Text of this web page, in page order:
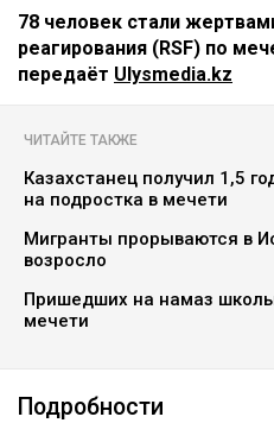
78 человек стали
реагирования (RSF) по
передаёт Ulysmedia.kz
ЧИТАЙТЕ ТАКЖЕ
Казахстанец получил 1,5
на подростка в мечети
Мигранты прорываются в
возросло
Пришедших на намаз
мечети
Подробности